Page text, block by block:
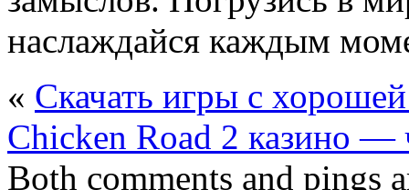
наслаждайся каждым
« Скачать игры с
Chicken Road 2 казино —
Both comments and pings